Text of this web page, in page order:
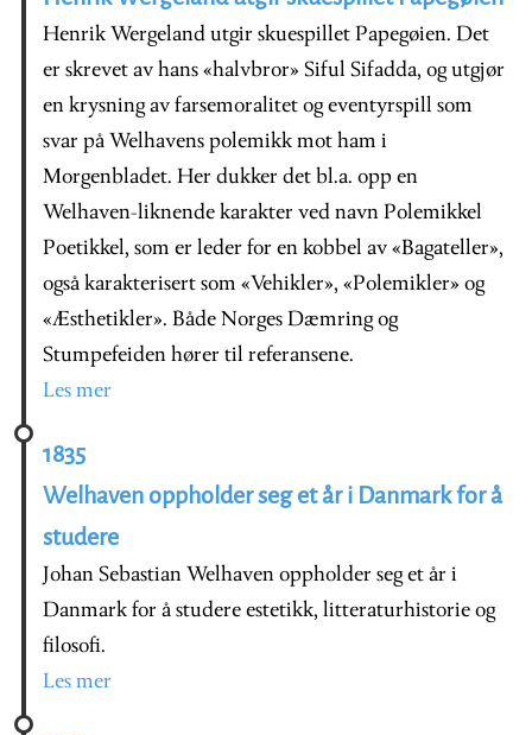
Henrik Wergeland utgir skuespillet Papegøien. Det
er skrevet av hans «halvbror» Siful Sifadda, og utgjør
en krysning av farsemoralitet og eventyrspill som
svar på Welhavens polemikk mot ham i
Morgenbladet. Her dukker det bl.a. opp en
Welhaven-liknende karakter ved navn Polemikkel
Poetikkel, som er leder for en kobbel av «Bagateller»,
også karakterisert som «Vehikler», «Polemikler» og
«Æsthetikler». Både Norges Dæmring og
Stumpefeiden hører til referansene.
Les mer
1835
Welhaven oppholder seg et år i Danmark for å
studere
Johan Sebastian Welhaven oppholder seg et år i
Danmark for å studere estetikk, litteraturhistorie og
filosofi.
Les mer